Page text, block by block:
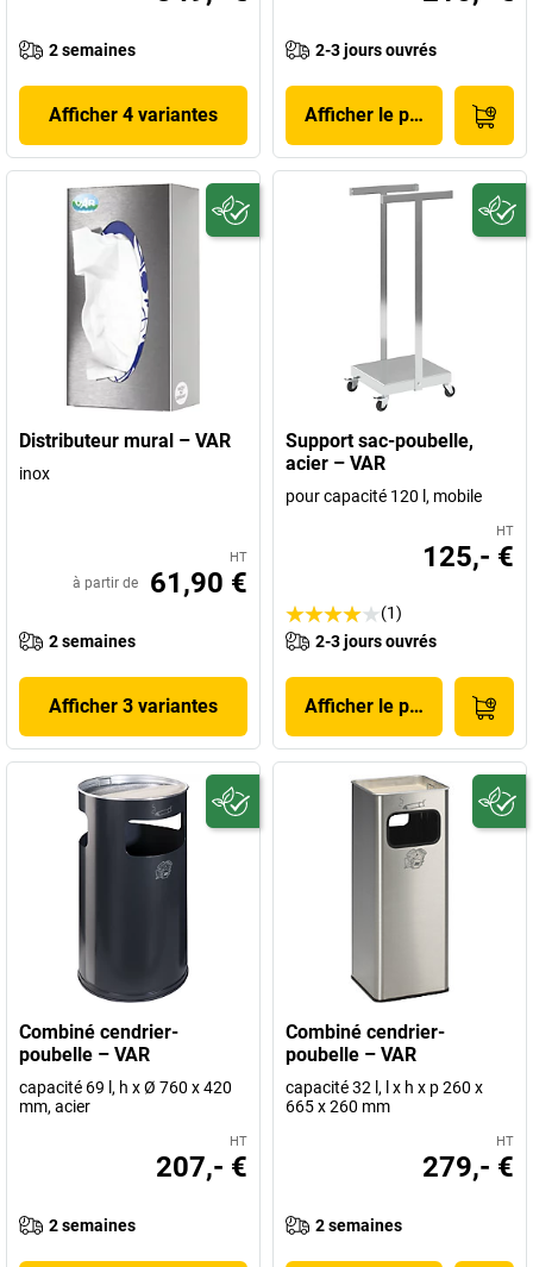
2 semaines
Afficher 4 variantes
2-3 jours ouvrés
Afficher le produit
Distributeur mural – VAR
inox
HT
à partir de 61,90 €
2 semaines
Afficher 3 variantes
Support sac-poubelle,
acier – VAR
pour capacité 120 l, mobile
HT
125,- €
(1)
2-3 jours ouvrés
Afficher le produit
Combiné cendrier-
poubelle – VAR
capacité 69 l, h x Ø 760 x 420
mm, acier
HT
207,- €
2 semaines
Combiné cendrier-
poubelle – VAR
capacité 32 l, l x h x p 260 x
665 x 260 mm
HT
279,- €
2 semaines